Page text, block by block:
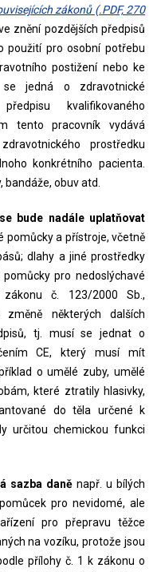
zákonů (.PDF, 270
znění pozdějších předpisů
použití pro osobní potřebu
postižení nebo ke
jedná o zdravotnické
kvalifikovaného
tento pracovník vydává
prostředku
konkrétního pacienta.
obuv atd.
bude nadále uplatňovat
pomůcky a přístroje, včetně
dlahy a jiné prostředky
pro nedoslýchavé
č. 123/2000 Sb.,
některých dalších
tj. musí se jednat o
CE, který musí mít
o umělé zuby, umělé
které ztratily hlasivky,
do těla určené k
určitou chemickou funkci
sazba daně např. u bílých
pro nevidomé, ale
pro přepravu těžce
na vozíku, protože jsou
přílohy č. 1 k zákonu o